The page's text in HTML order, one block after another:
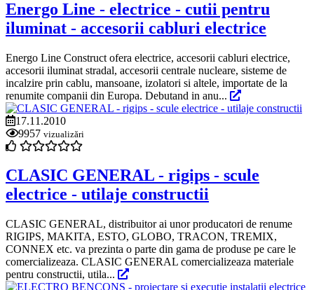
Energo Line - electrice - cutii pentru
iluminat - accesorii cabluri electrice
Energo Line Construct ofera electrice, accesorii cabluri electrice,
accesorii iluminat stradal, accesorii centrale nucleare, sisteme de
incalzire prin cablu, mansoane, izolatori si altele, importate de la
renumite companii din Europa. Debutand in anu...
17.11.2010
9957 vizualizări
CLASIC GENERAL - rigips - scule
electrice - utilaje constructii
CLASIC GENERAL, distribuitor ai unor producatori de renume
RIGIPS, MAKITA, ESTO, GLOBO, TRACON, TREMIX,
CONNEX etc. va prezinta o parte din gama de produse pe care le
comercializeaza. CLASIC GENERAL comercializeaza materiale
pentru constructii, utila...